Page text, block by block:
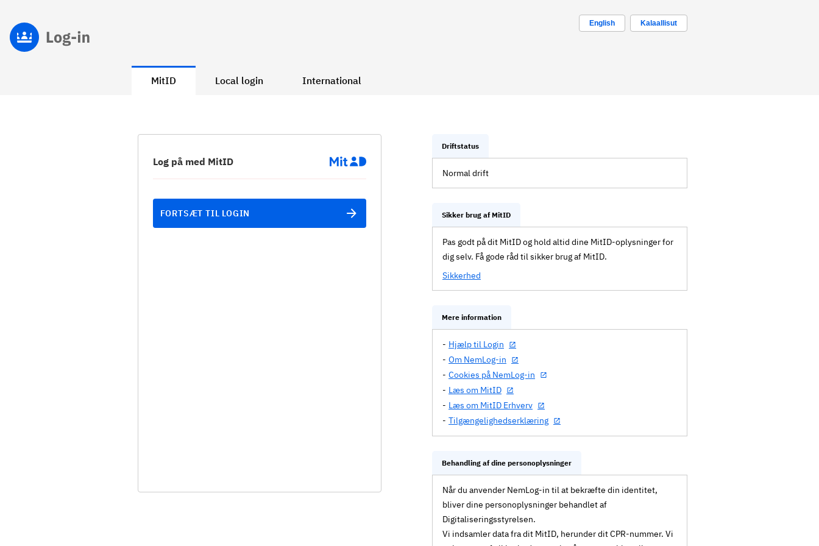
English Kalaallisut
MitID Local login International
Log på med MitID
FORTSÆT TIL LOGIN
Driftstatus
Normal drift
Sikker brug af MitID
Pas godt på dit MitID og hold altid dine MitID-oplysninger for
dig selv. Få gode råd til sikker brug af MitID.
Sikkerhed
Mere information
Hjælp til Login
Om NemLog-in
Cookies på NemLog-in
Læs om MitID
Læs om MitID Erhverv
Tilgængelighedserklæring
Behandling af dine personoplysninger
Når du anvender NemLog-in til at bekræfte din identitet,
bliver dine personoplysninger behandlet af
Digitaliseringsstyrelsen.
Vi indsamler data fra dit MitID, herunder dit CPR-nummer. Vi